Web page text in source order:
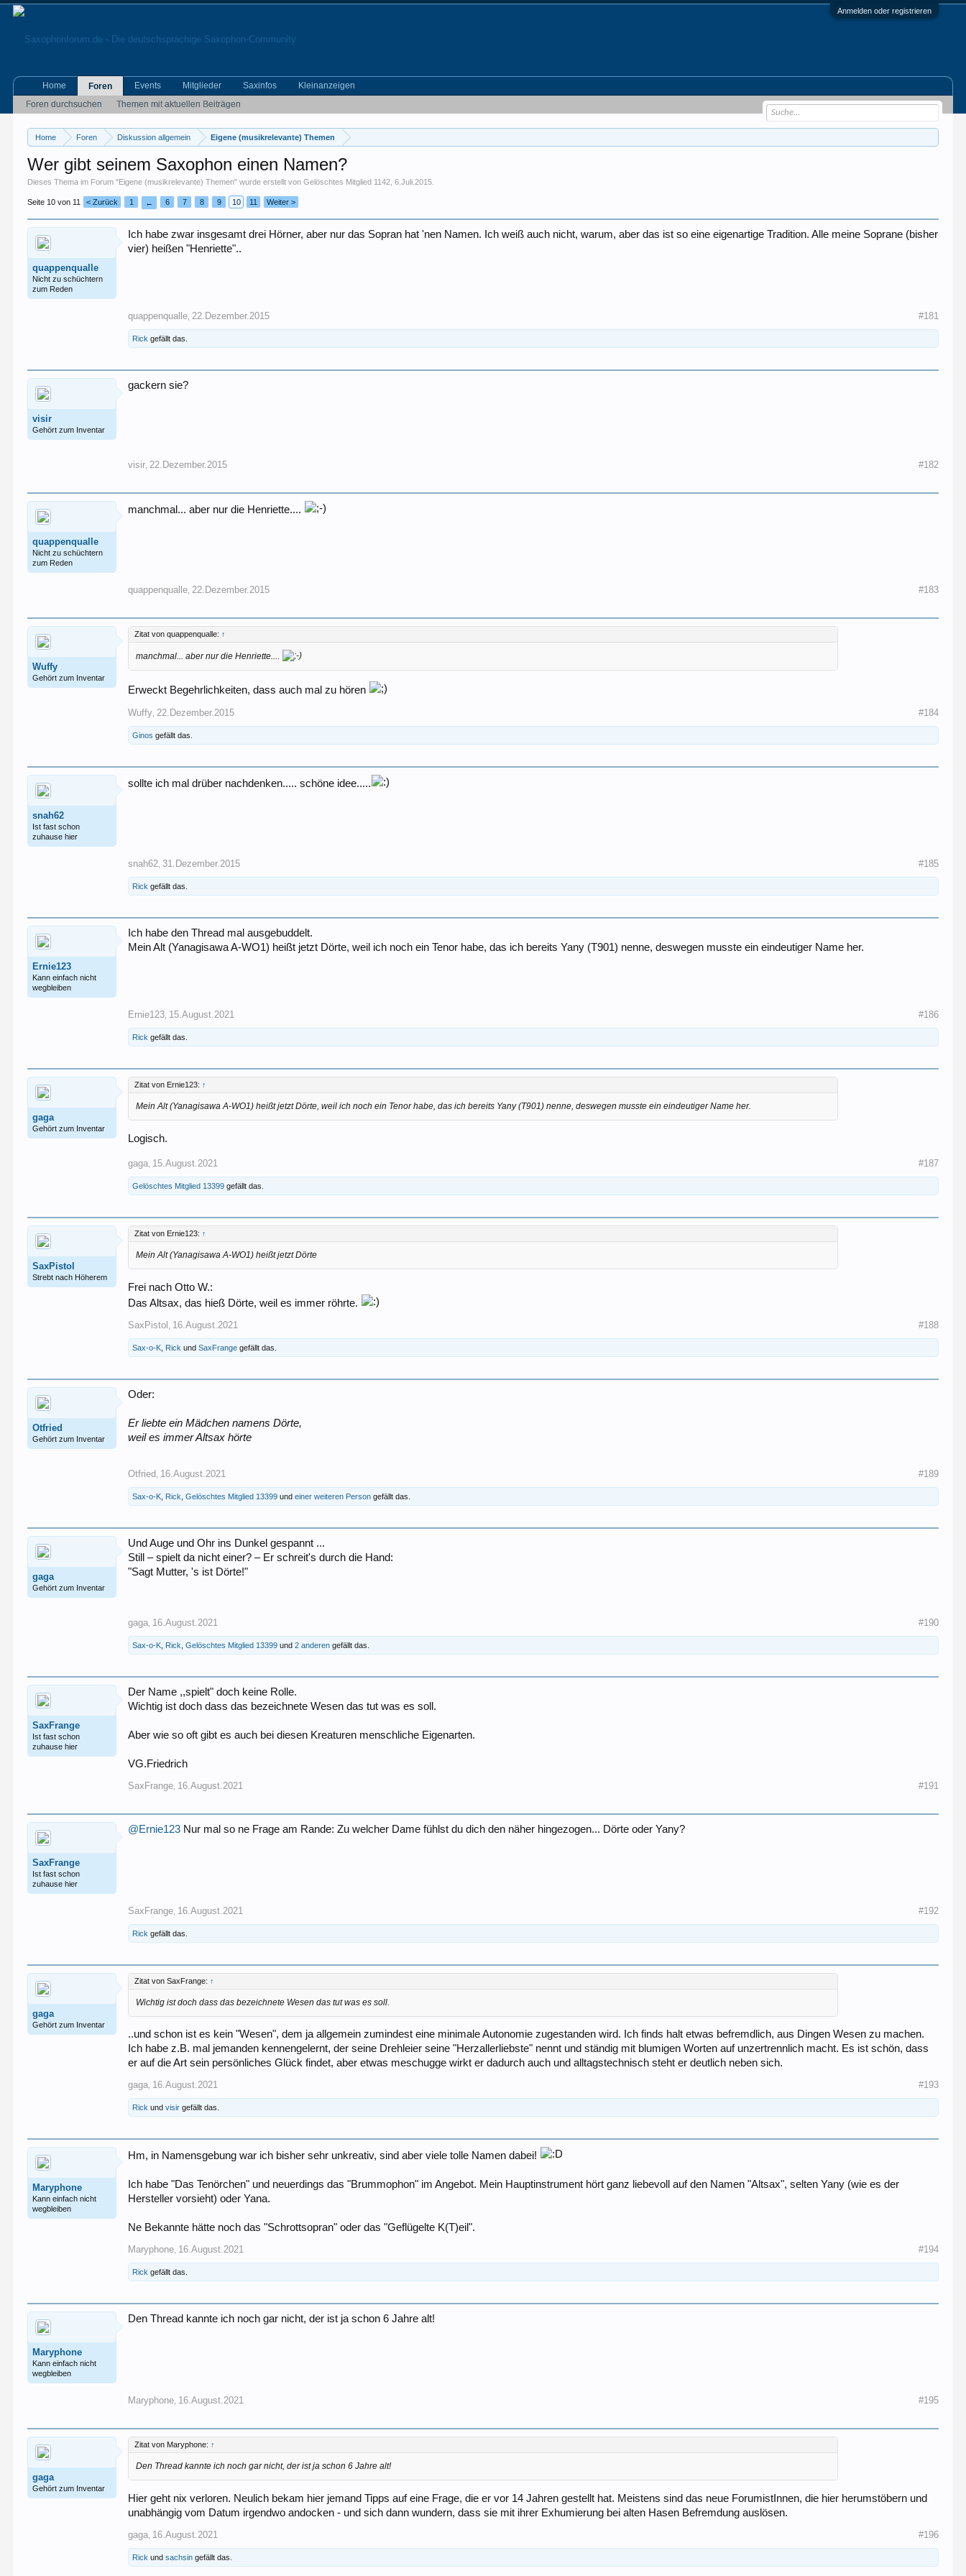
Anmelden oder registrieren
Home Foren Diskussion allgemein Eigene (musikrelevante) Themen
Wer gibt seinem Saxophon einen Namen?
Dieses Thema im Forum "Eigene (musikrelevante) Themen" wurde erstellt vonGelöschtes Mitglied 1142 ,6.Juli.2015
Seite 10 von 11 < Zurück 1 ← 6 7 8 9 10 11 Weiter >
quappenqualle
Nicht zu schüchtern
zum Reden
Ich habe zwar insgesamt drei Hörner, aber nur das Sopran hat 'nen Namen. Ich weiß auch nicht, warum, aber das ist so eine eigenartige Tradition. Alle meine Soprane (bisher
vier) heißen "Henriette"..
quappenqualle 22.Dezember.2015 #181
Rick gefällt das.
visir
Gehört zum Inventar
gackern sie?
visir 22.Dezember.2015 #182
quappenqualle
Nicht zu schüchtern
zum Reden
manchmal... aber nur die Henriette....
quappenqualle 22.Dezember.2015 #183
Wuffy
Gehört zum Inventar
Zitat von quappenqualle: ↑
manchmal... aber nur die Henriette....
Erweckt Begehrlichkeiten, dass auch mal zu hören
Wuffy 22.Dezember.2015 #184
Ginos gefällt das.
snah62
Ist fast schon
zuhause hier
sollte ich mal drüber nachdenken..... schöne idee.....
snah62 31.Dezember.2015 #185
Rick gefällt das.
Ernie123
Kann einfach nicht
wegbleiben
Ich habe den Thread mal ausgebuddelt.
Mein Alt (Yanagisawa A-WO1) heißt jetzt Dörte, weil ich noch ein Tenor habe, das ich bereits Yany (T901) nenne, deswegen musste ein eindeutiger Name her.
Ernie123 15.August.2021 #186
Rick gefällt das.
gaga
Gehört zum Inventar
Zitat von Ernie123: ↑
Mein Alt (Yanagisawa A-WO1) heißt jetzt Dörte, weil ich noch ein Tenor habe, das ich bereits Yany (T901) nenne, deswegen musste ein eindeutiger Name her.
Logisch.
gaga 15.August.2021 #187
Gelöschtes Mitglied 13399 gefällt das.
SaxPistol
Strebt nach Höherem
Zitat von Ernie123: ↑
Mein Alt (Yanagisawa A-WO1) heißt jetzt Dörte
Frei nach Otto W.:
Das Altsax, das hieß Dörte, weil es immer röhrte.
SaxPistol 16.August.2021 #188
Sax-o-K Rick undSaxFrange gefällt das.
Otfried
Gehört zum Inventar
Oder:
Er liebte ein Mädchen namens Dörte,
weil es immer Altsax hörte
Otfried 16.August.2021 #189
Sax-o-K Rick ,Gelöschtes Mitglied 13399 undeiner weiteren Person gefällt das.
gaga
Gehört zum Inventar
Und Auge und Ohr ins Dunkel gespannt ...
Still – spielt da nicht einer? – Er schreit's durch die Hand:
"Sagt Mutter, 's ist Dörte!"
gaga 16.August.2021 #190
Sax-o-K Rick ,Gelöschtes Mitglied 13399 und2 anderen gefällt das.
SaxFrange
Ist fast schon
zuhause hier
Der Name ,,spielt" doch keine Rolle.
Wichtig ist doch dass das bezeichnete Wesen das tut was es soll.
Aber wie so oft gibt es auch bei diesen Kreaturen menschliche Eigenarten.
VG.Friedrich
SaxFrange 16.August.2021 #191
SaxFrange
Ist fast schon
zuhause hier
@Ernie123 Nur mal so ne Frage am Rande: Zu welcher Dame fühlst du dich den näher hingezogen... Dörte oder Yany?
SaxFrange 16.August.2021 #192
Rick gefällt das.
gaga
Gehört zum Inventar
Zitat von SaxFrange: ↑
Wichtig ist doch dass das bezeichnete Wesen das tut was es soll.
..und schon ist es kein "Wesen", dem ja allgemein zumindest eine minimale Autonomie zugestanden wird. Ich finds halt etwas befremdlich, aus Dingen Wesen zu machen.
Ich habe z.B. mal jemanden kennengelernt, der seine Drehleier seine "Herzallerliebste" nennt und ständig mit blumigen Worten auf unzertrennlich macht. Es ist schön, dass
er auf die Art sein persönliches Glück findet, aber etwas meschugge wirkt er dadurch auch und alltagstechnisch steht er deutlich neben sich.
gaga 16.August.2021 #193
Rick undvisir gefällt das.
Maryphone
Kann einfach nicht
wegbleiben
Hm, in Namensgebung war ich bisher sehr unkreativ, sind aber viele tolle Namen dabei!
Ich habe "Das Tenörchen" und neuerdings das "Brummophon" im Angebot. Mein Hauptinstrument hört ganz liebevoll auf den Namen "Altsax", selten Yany (wie es der
Hersteller vorsieht) oder Yana.
Ne Bekannte hätte noch das "Schrottsopran" oder das "Geflügelte K(T)eil".
Maryphone 16.August.2021 #194
Rick gefällt das.
Maryphone
Kann einfach nicht
wegbleiben
Den Thread kannte ich noch gar nicht, der ist ja schon 6 Jahre alt!
Maryphone 16.August.2021 #195
gaga
Gehört zum Inventar
Zitat von Maryphone: ↑
Den Thread kannte ich noch gar nicht, der ist ja schon 6 Jahre alt!
Hier geht nix verloren. Neulich bekam hier jemand Tipps auf eine Frage, die er vor 14 Jahren gestellt hat. Meistens sind das neue ForumistInnen, die hier herumstöbern und
unabhängig vom Datum irgendwo andocken - und sich dann wundern, dass sie mit ihrer Exhumierung bei alten Hasen Befremdung auslösen.
gaga 16.August.2021 #196
Rick undsachsin gefällt das.
Home
Foren
Foren durchsuchen
Themen mit aktuellen Beiträgen
Events Mitglieder Saxinfos Kleinanzeigen